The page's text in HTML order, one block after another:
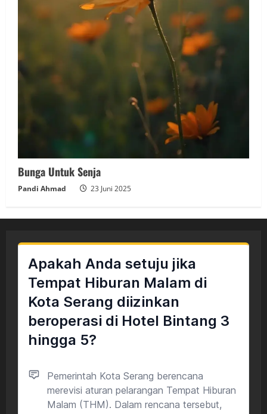
Bunga Untuk Senja
Pandi Ahmad 23 Juni 2025